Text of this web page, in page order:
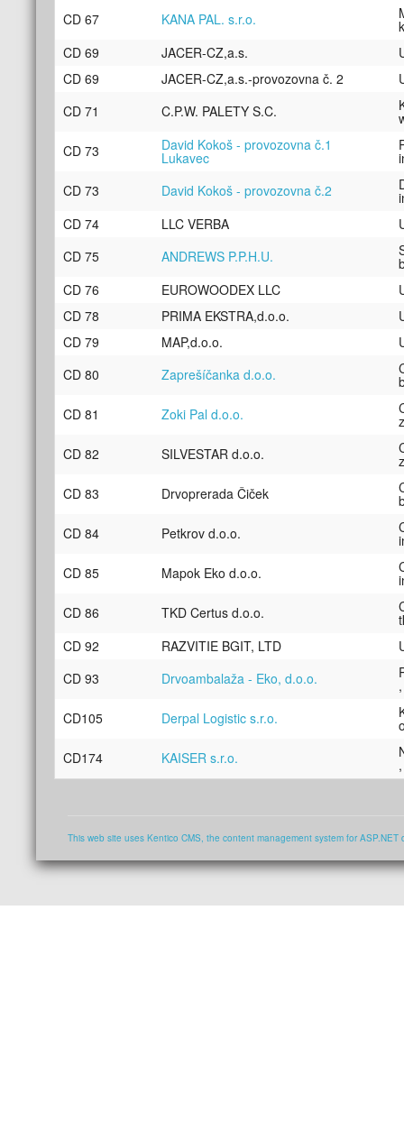
CD 67
KANA PAL. s.r.o.
CD 69
JACER-CZ,a.s.
CD 69
JACER-CZ,a.s.-provozovna č. 2
CD 71
C.P.W. PALETY S.C.
CD 73
David Kokoš - provozovna č.1
Lukavec
CD 73
David Kokoš - provozovna č.2
CD 74
LLC VERBA
CD 75
ANDREWS P.P.H.U.
CD 76
EUROWOODEX LLC
CD 78
PRIMA EKSTRA,d.o.o.
CD 79
MAP,d.o.o.
CD 80
Zaprešíčanka d.o.o.
CD 81
Zoki Pal d.o.o.
CD 82
SILVESTAR d.o.o.
CD 83
Drvoprerada Čiček
CD 84
Petkrov d.o.o.
CD 85
Mapok Eko d.o.o.
CD 86
TKD Certus d.o.o.
CD 92
RAZVITIE BGIT, LTD
CD 93
Drvoambalaža - Eko, d.o.o.
CD105
Derpal Logistic s.r.o.
CD174
KAISER s.r.o.
This web site uses Kentico CMS, the content management system for ASP.NET